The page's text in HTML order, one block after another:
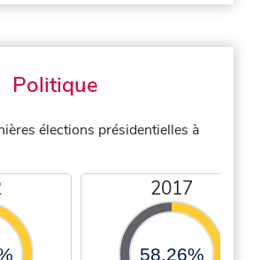
Politique
élections présidentielles à
2017
58,26%